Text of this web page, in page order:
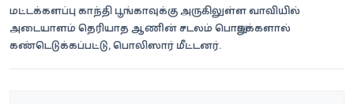
மட்டக்களப்பு காந்தி பூங்காவுக்கு அருகிலுள்ள வாவியில்
அடையாளம் தெரியாத ஆணின் சடலம் பொதுமக்களால்
கண்டெடுக்கப்பட்டு, பொலிஸார் மீட்டனர்.